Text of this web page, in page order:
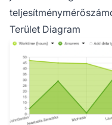
Terület Diagram